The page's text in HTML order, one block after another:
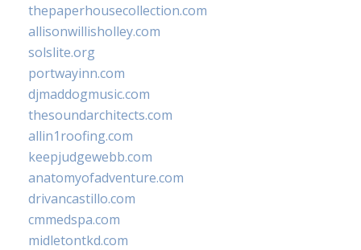
thepaperhousecollection.com
allisonwillisholley.com
solslite.org
portwayinn.com
djmaddogmusic.com
thesoundarchitects.com
allin1roofing.com
keepjudgewebb.com
anatomyofadventure.com
drivancastillo.com
cmmedspa.com
midletontkd.com